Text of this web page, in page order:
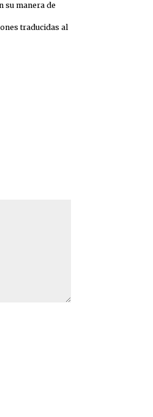
su manera de
traducidas al